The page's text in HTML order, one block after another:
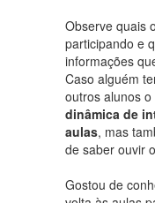
Observe quais
participando e
informações
Caso alguém
outros alunos o
dinâmica de
aulas, mas
de saber ouvir
Gostou de